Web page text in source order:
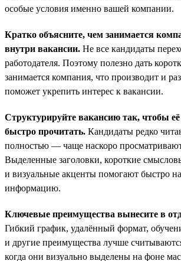
особые условия именно вашей компании.
Кратко объясните, чем занимается
внутри вакансии. Не все кандидаты
работодателя. Поэтому полезно дать
занимается компания, что производит и
поможет укрепить интерес к вакансии.
Структурируйте вакансию так, чтобы
быстро прочитать. Кандидаты редко
полностью — чаще наскоро
Выделенные заголовки, короткие
и визуальные акценты помогают быстро
информацию.
Ключевые преимущества вынесите в
Гибкий график, удалённый формат,
и другие преимущества лучше
когда они визуально выделены на фоне